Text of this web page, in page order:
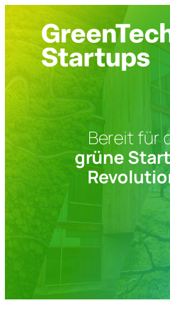
springen
Bereit für
grüne